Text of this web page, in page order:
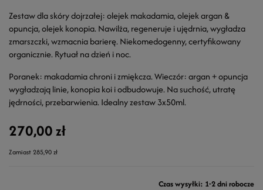
Zestaw dla skóry dojrzałej: olejek makadamia, olejek argan &
opuncja, olejek konopia. Nawilża, regeneruje i ujędrnia, wygładza
zmarszczki, wzmacnia barierę. Niekomedogenny, certyfikowany
organicznie. Rytuał na dzień i noc.
Poranek: makadamia chroni i zmiękcza. Wieczór: argan + opuncja
wygładzają linie, konopia koi i odbudowuje. Na suchość, utratę
jędrności, przebarwienia. Idealny zestaw 3x50ml.
270,00 zł
Zamiast 285,90 zł
Czas wysyłki: 1-2 dni robocze